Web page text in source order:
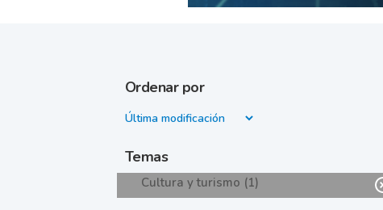
Ordenar por
Temas
Cultura y turismo (1)